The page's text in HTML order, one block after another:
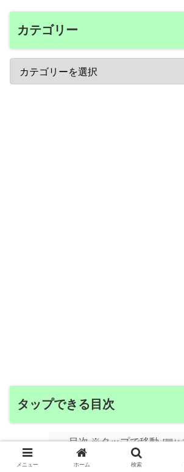
カテゴリー
タップできる目次
目次 ※タップで移動
湯温計はダイソーで充分
メニュー ホーム 検索